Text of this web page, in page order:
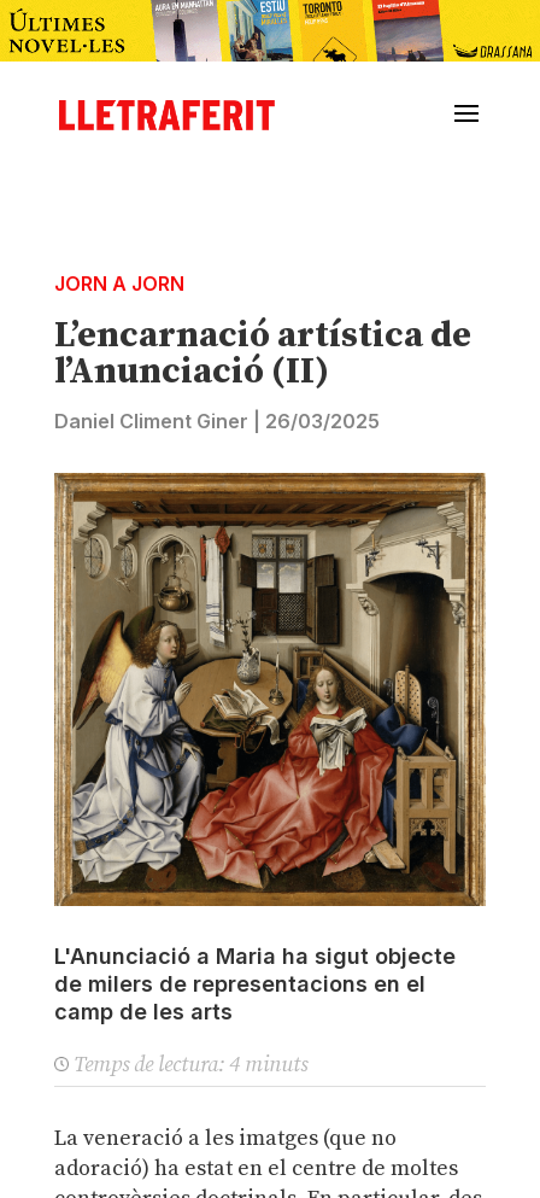
JORN A JORN
L’encarnació artística de
l’Anunciació (II)
Daniel Climent Giner 26/03/2025
L'Anunciació a Maria ha sigut objecte
de milers de representacions en el
camp de les arts
Temps de lectura: 4 minuts
La veneració a les imatges (que no
adoració) ha estat en el centre de moltes